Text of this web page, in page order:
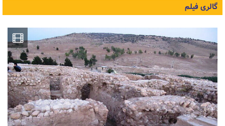
گالری فیلم